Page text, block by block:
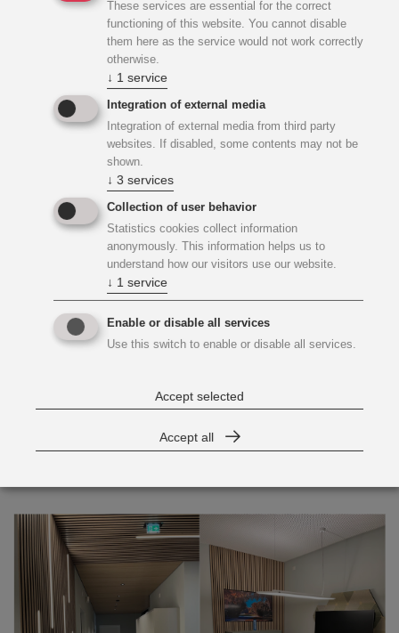
damit die technische Qualität und Zukunftsfähigkeit der
neuen Filiale sicher.
Haustechnik
eine kontrollierte Raumlüftung eingebaut. Weiters wurde
der vorhandene Fernwärmeanschluss für die
Wärmeerzeugung verwendet. Die Wärmeabgabe erfolgt
über eine Heizdecke bzw. in den Nebenräumen mit
Radiatoren. Die Kühlung der Räumlichkeiten erfolgt über
eine VRF Anlage. Am Dach ist eine PV Anlage
vorgesehen.
Beratung im Mittelpunkt
Besonderes Augenmerk galt dem neuen
persönliche und digitale Beratung bietet. Die offene, helle
Kundinnen und Kunden individuell und diskret beraten
These services are essential for the correct
functioning of this website. You cannot disable
them here as the service would not work correctly
otherwise.
↓ 1 service
Integration of external media
Integration of external media from third party
websites. If disabled, some contents may not be
shown.
↓ 3 services
Collection of user behavior
Statistics cookies collect information
anonymously. This information helps us to
understand how our visitors use our website.
↓ 1 service
Enable or disable all services
Use this switch to enable or disable all services.
Accept selected
Accept all